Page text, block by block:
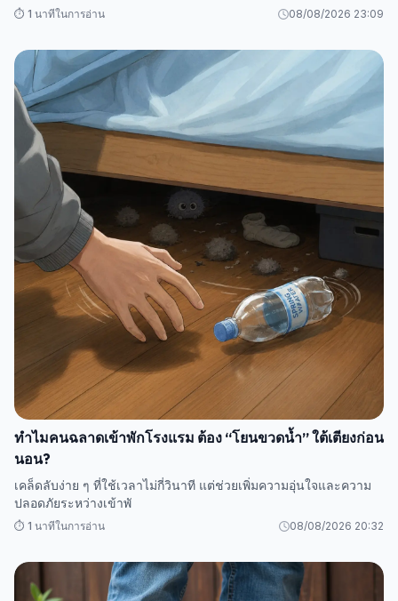
⏱️ 1 นาทีในการอ่าน 08/08/2026 23:09
ทำไมคนฉลาดเข้าพักโรงแรม ต้อง “โยนขวดน้ำ” ใต้เตียงก่อน
นอน?
เคล็ดลับง่าย ๆ ที่ใช้เวลาไม่กี่วินาที แต่ช่วยเพิ่มความอุ่นใจและความ
ปลอดภัยระหว่างเข้าพั
⏱️ 1 นาทีในการอ่าน 08/08/2026 20:32